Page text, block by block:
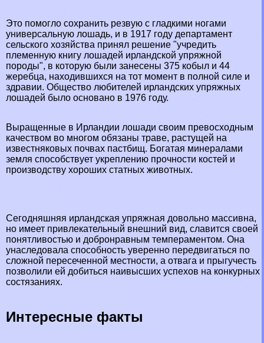
Это помогло сохранить резвую с гладкими ногами
универсальную лошадь, и в 1917 году департамент
сельского хозяйства принял решение "учредить
племенную книгу лошадей ирландской упряжной
породы", в которую были занесены 375 кобыл и 44
жеребца, находившихся на тот момент в полной силе и
здравии. Общество любителей ирландских упряжных
лошадей было основано в 1976 году.
Выращенные в Ирландии лошади своим превосходным
качеством во многом обязаны траве, растущей на
известняковых почвах пастбищ. Богатая минералами
земля способствует укреплению прочности костей и
производству хороших статных животных.
Сегодняшняя ирландская упряжная довольно массивна,
но имеет привлекательный внешний вид, славится своей
понятливостью и добронравным темпераментом. Она
унаследовала способность уверенно передвигаться по
сложной пересеченной местности, а отвага и прыгучесть
позволили ей добиться наивысших успехов на конкурных
состязаниях.
Интересные факты